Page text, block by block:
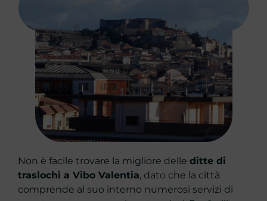
Non è facile trovare la migliore delle ditte di
traslochi a Vibo Valentia, dato che la città
comprende al suo interno numerosi servizi di